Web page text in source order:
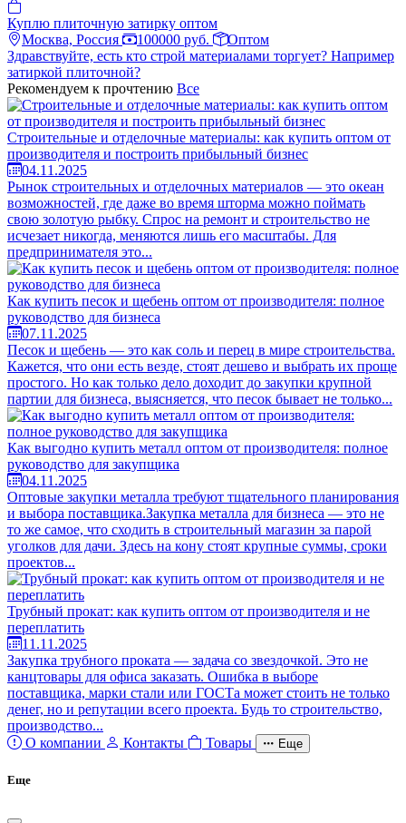
Куплю плиточную затирку оптом
Москва, Россия
100000 руб.
Оптом
Здравствуйте, есть кто строй материалами торгует? Например
затиркой плиточной?
Рекомендуем к прочтению Все
Строительные и отделочные материалы: как купить оптом от
производителя и построить прибыльный бизнес
04.11.2025
Рынок строительных и отделочных материалов — это океан
возможностей, где даже во время шторма можно поймать
свою золотую рыбку. Спрос на ремонт и строительство не
исчезает никогда, меняются лишь его масштабы. Для
предпринимателя это...
Как купить песок и щебень оптом от производителя: полное
руководство для бизнеса
07.11.2025
Песок и щебень — это как соль и перец в мире строительства.
Кажется, что они есть везде, стоят дешево и выбрать их проще
простого. Но как только дело доходит до закупки крупной
партии для бизнеса, выясняется, что песок бывает не только...
Как выгодно купить металл оптом от производителя: полное
руководство для закупщика
04.11.2025
Оптовые закупки металла требуют тщательного планирования
и выбора поставщика.Закупка металла для бизнеса — это не
то же самое, что сходить в строительный магазин за парой
уголков для дачи. Здесь на кону стоят крупные суммы, сроки
проектов...
Трубный прокат: как купить оптом от производителя и не
переплатить
11.11.2025
Закупка трубного проката — задача со звездочкой. Это не
канцтовары для офиса заказать. Ошибка в выборе
поставщика, марки стали или ГОСТа может стоить не только
денег, но и репутации всего проекта. Будь то строительство,
производство...
О компании
Контакты Товары Еще
Еще